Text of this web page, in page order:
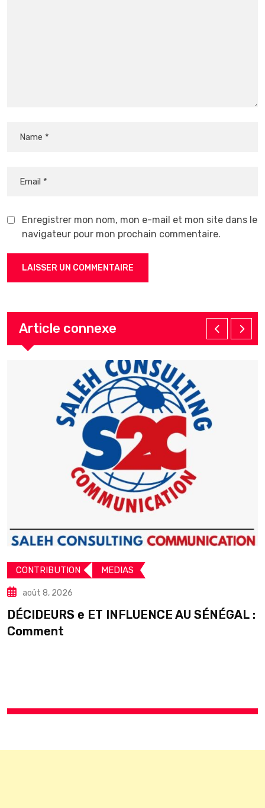
Enregistrer mon nom, mon e-mail et mon site dans le
navigateur pour mon prochain commentaire.
Article connexe
CONTRIBUTION MEDIAS
août 8, 2026
DÉCIDEURS e ET INFLUENCE AU SÉNÉGAL :
Comment